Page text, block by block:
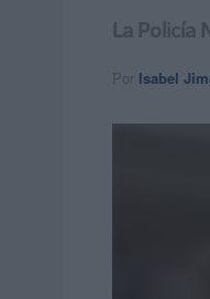
La Policía
Por Isabel